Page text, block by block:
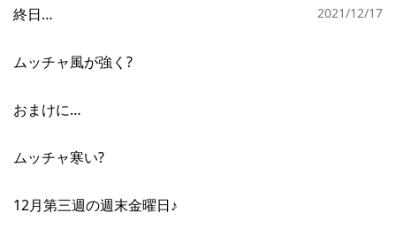
2021/12/17
終日…
ムッチャ風が強く?
おまけに…
ムッチャ寒い?
12月第三週の週末金曜日♪